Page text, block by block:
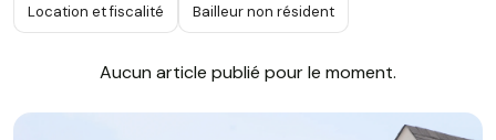
Location et fiscalité Bailleur non résident
Aucun article publié pour le moment.